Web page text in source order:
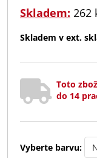
Skladem: 262
Skladem v ext.
Toto
do 14
Vyberte barvu: